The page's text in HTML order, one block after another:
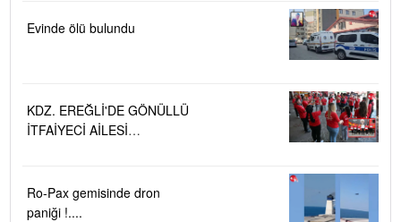
Evinde ölü bulundu
KDZ. EREĞLİ'DE GÖNÜLLÜ
İTFAİYECİ AİLESİ
Ro-Pax gemisinde dron
paniği !....